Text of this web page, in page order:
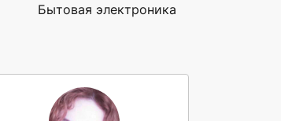
Бытовая электроника